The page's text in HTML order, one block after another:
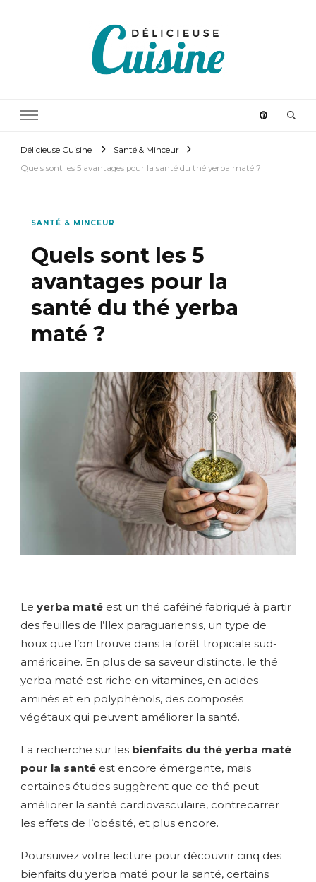
Délicieuse Cuisine
Santé & Minceur
Quels sont les 5 avantages pour la santé du thé yerba maté ?
SANTÉ & MINCEUR
Quels sont les 5
avantages pour la
santé du thé yerba
maté ?
Le yerba maté est un thé caféiné fabriqué à partir
des feuilles de l’Ilex paraguariensis, un type de
houx que l’on trouve dans la forêt tropicale sud-
américaine. En plus de sa saveur distincte, le thé
yerba maté est riche en vitamines, en acides
aminés et en polyphénols, des composés
végétaux qui peuvent améliorer la santé.
La recherche sur les bienfaits du thé yerba maté
pour la santé est encore émergente, mais
certaines études suggèrent que ce thé peut
améliorer la santé cardiovasculaire, contrecarrer
les effets de l’obésité, et plus encore.
Poursuivez votre lecture pour découvrir cinq des
bienfaits du yerba maté pour la santé, certains